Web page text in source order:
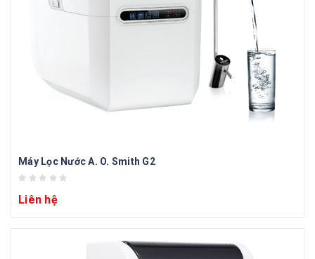
Máy Lọc Nước A. O. Smith G2
Liên hệ